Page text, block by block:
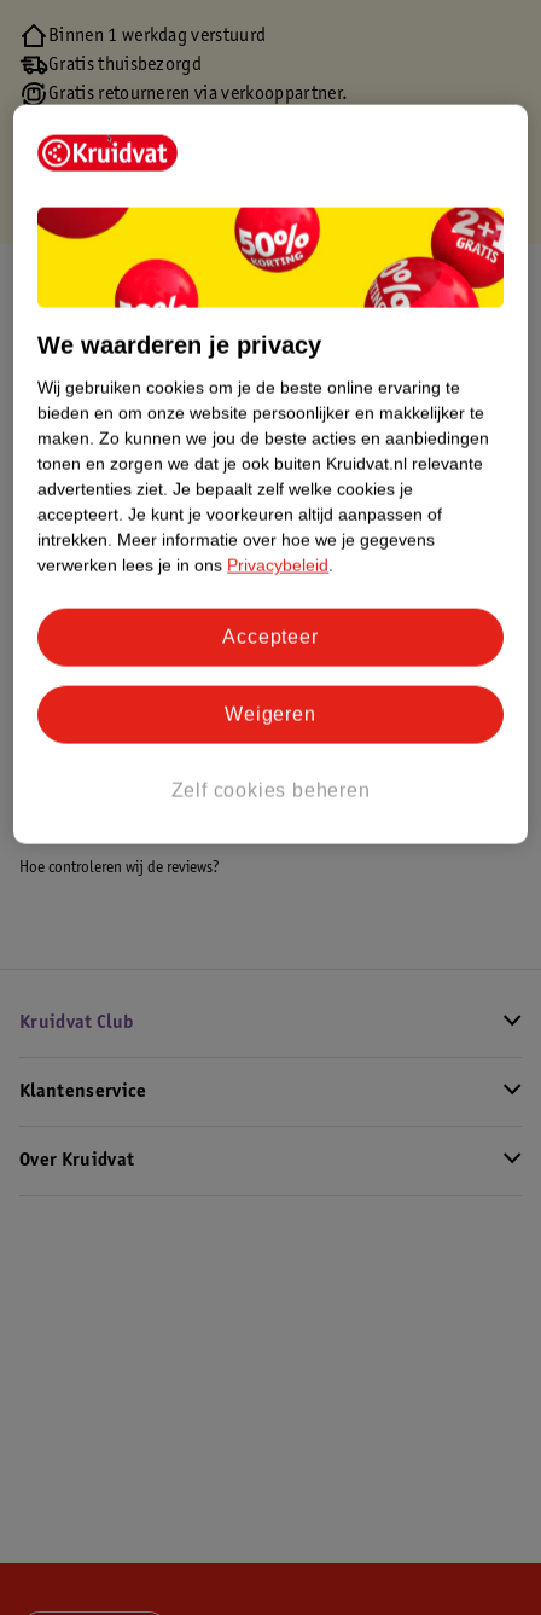
Binnen 1 werkdag verstuurd
Gratis thuisbezorgd
Gratis retourneren via verkooppartner.
Over dit product
Productinformatie
Etiketinformatie
Nature Impact Score
Dit product heeft (nog) geen Nature
Impact Score.
Meer informatie
Bestel & Bezorginformatie
Hoe controleren wij de reviews?
Kruidvat Club
Klantenservice
Over Kruidvat
We waarderen je privacy
Wij gebruiken cookies om je de beste online ervaring te
bieden en om onze website persoonlijker en makkelijker te
maken. Zo kunnen we jou de beste acties en aanbiedingen
tonen en zorgen we dat je ook buiten Kruidvat.nl relevante
advertenties ziet. Je bepaalt zelf welke cookies je
accepteert. Je kunt je voorkeuren altijd aanpassen of
intrekken. Meer informatie over hoe we je gegevens
verwerken lees je in ons Privacybeleid.
Zelf cookies beheren
Weigeren
Accepteer